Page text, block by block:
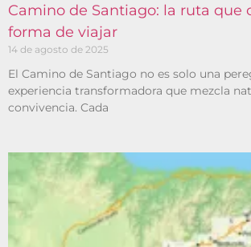
Camino de Santiago: la ruta que
forma de viajar
14 de agosto de 2025
El Camino de Santiago no es solo una
experiencia transformadora que mezcla
convivencia. Cada